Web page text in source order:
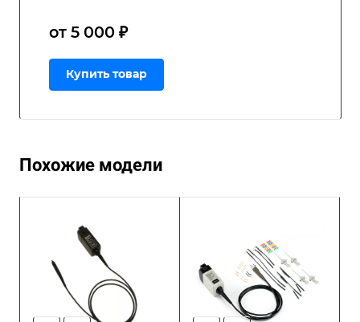
от 5 000 ₽
Купить товар
Похожие модели